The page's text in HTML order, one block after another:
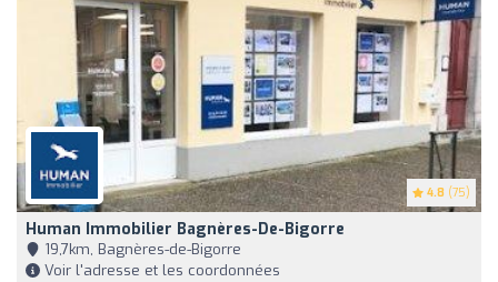
4.8 (75)
Human Immobilier Bagnères-De-Bigorre
19,7km, Bagnères-de-Bigorre
Voir l'adresse et les coordonnées